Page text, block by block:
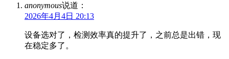
anonymous说道：
2026年4月4日 20:13
设备选对了，检测效率真的提升了，之前总是出错，现
在稳定多了。